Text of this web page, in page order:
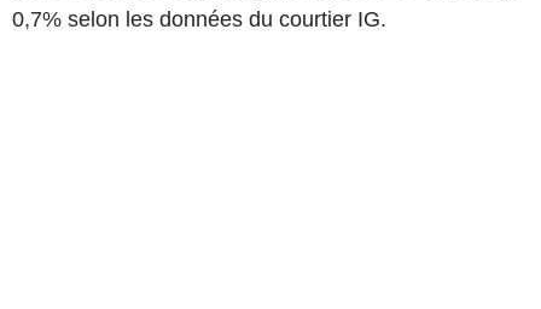
0,7% selon les données du courtier IG.